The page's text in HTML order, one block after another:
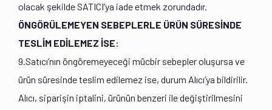
olacak şekilde SATICI’ya iade etmek zorundadır.
ÖNGÖRÜLEMEYEN SEBEPLERLE ÜRÜN SÜRESİNDE
TESLİM EDİLEMEZ İSE:
9.Satıcı’nın öngöremeyeceği mücbir sebepler oluşursa ve
ürün süresinde teslim edilemez ise, durum Alıcı’ya bildirilir.
Alıcı, siparişin iptalini, ürünün benzeri ile değiştirilmesini